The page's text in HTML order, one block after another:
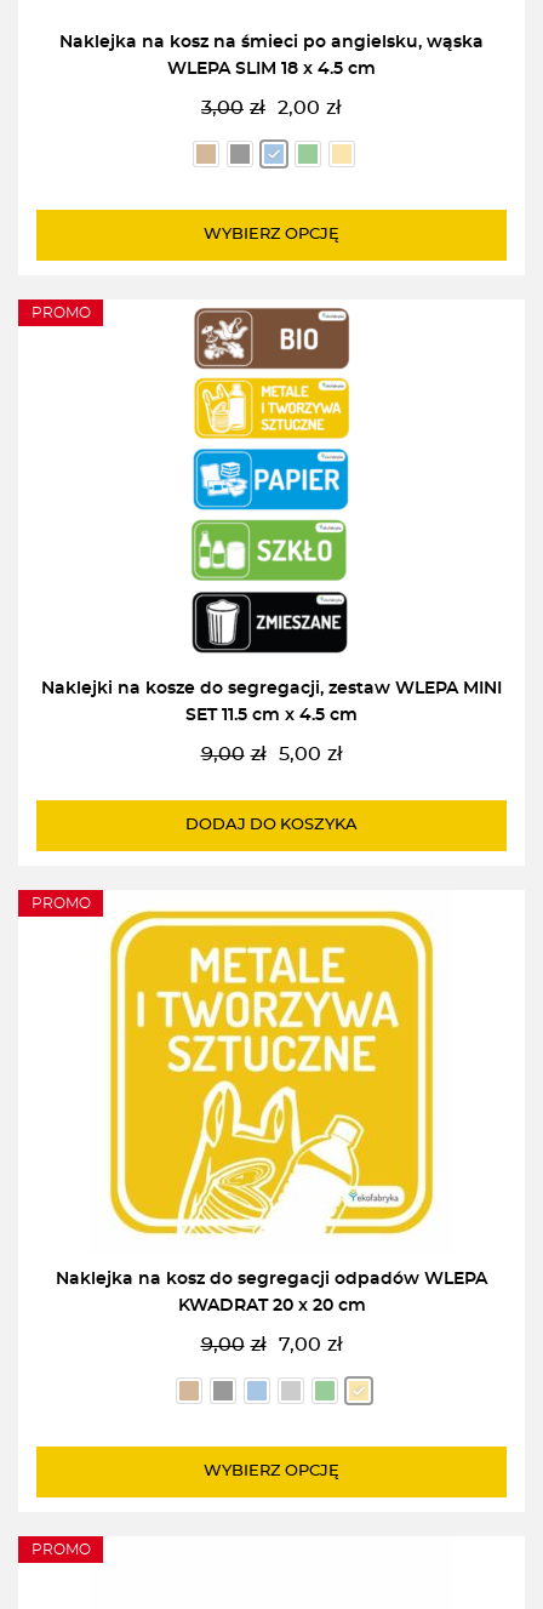
Naklejka na kosz na śmieci po angielsku, wąska
WLEPA SLIM 18 x 4.5 cm
3,00 zł
Pierwotna
cena
wynosiła:
2,00 zł
Aktualna
cena
wynosi:
WYBIERZ OPCJĘ
PROMO
Naklejki na kosze do segregacji, zestaw WLEPA MINI
SET 11.5 cm x 4.5 cm
9,00 zł
Pierwotna
wynosiła:
5,00 zł
Aktualna
wynosi:
DODAJ DO KOSZYKA
PROMO
Naklejka na kosz do segregacji odpadów WLEPA
KWADRAT 20 x 20 cm
9,00 zł
Pierwotna
cena
wynosiła:
7,00 zł
Aktualna
cena
wynosi:
WYBIERZ OPCJĘ
PROMO